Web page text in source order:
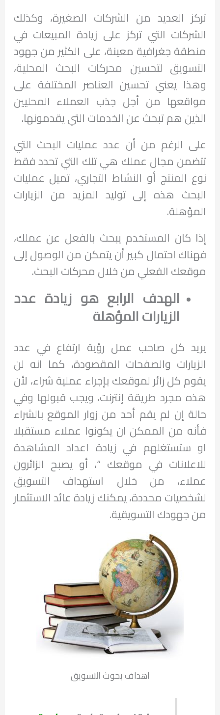
تركز العديد من الشركات الصغيرة، وكذلك
الشركات التي تركز على زيادة المبيعات في
منطقة جغرافية معينة، على الكثير من جهود
التسويق لتحسين محركات البحث المحلية،
وهذا يعني تحسين العناصر المختلفة على
مواقعها من أجل جذب العملاء المحليين
الذين هم تبحث عن الخدمات التي يقدمونها.
على الرغم من أن عدد عمليات البحث التي
تتضمن مجال عملك هي تلك التي تحدد فقط
نوع المنتج أو النشاط التجاري، تميل عمليات
البحث هذه إلى توليد المزيد من الزيارات
المؤهلة.
إذا كان المستخدم يبحث بالفعل عن عملك،
فهناك احتمال كبير أن يتمكن من الوصول إلى
موقعك الفعلي من خلال محركات البحث.
الهدف الرابع هو زيادة عدد
الزيارات المؤهلة
يريد كل صاحب عمل رؤية ارتفاع في عدد
الزيارات والصفحات المقصودة، كما انه لن
يقوم كل زائر لموقعك بإجراء عملية شراء، لأن
هذه مجرد طريقة إنترنت، ويجب قبولها وفي
حالة إن لم يقم أحد من زوار الموقع بالشراء
فأنه من الممكن ان يكونوا عملاء مستقبلا
او ستستغلهم في زيادة اعداد المشاهدة
للاعلانات في موقعك “، أو يصبح الزائرون
عملاء، من خلال استهداف التسويق
لشخصيات محددة، يمكنك زيادة عائد الاستثمار
من جهودك التسويقية.
اهداف بحوث التسويق